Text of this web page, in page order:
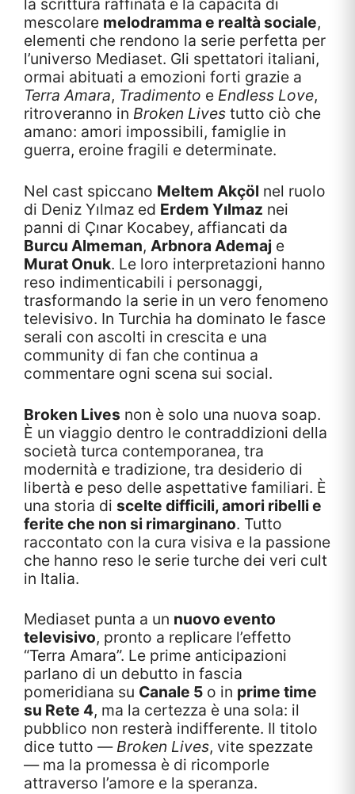
mescolare melodramma e realtà sociale,
elementi che rendono la serie perfetta per
l’universo Mediaset. Gli spettatori italiani,
ormai abituati a emozioni forti grazie a
Terra Amara, Tradimento e Endless Love,
ritroveranno in Broken Lives tutto ciò che
amano: amori impossibili, famiglie in
guerra, eroine fragili e determinate.
Nel cast spiccano Meltem Akçöl nel ruolo
di Deniz Yılmaz ed Erdem Yılmaz nei
panni di Çınar Kocabey, affiancati da
Burcu Almeman, Arbnora Ademaj e
Murat Onuk. Le loro interpretazioni hanno
reso indimenticabili i personaggi,
trasformando la serie in un vero fenomeno
televisivo. In Turchia ha dominato le fasce
serali con ascolti in crescita e una
community di fan che continua a
commentare ogni scena sui social.
Broken Lives non è solo una nuova soap.
È un viaggio dentro le contraddizioni della
società turca contemporanea, tra
modernità e tradizione, tra desiderio di
libertà e peso delle aspettative familiari. È
una storia di scelte difficili, amori ribelli e
ferite che non si rimarginano. Tutto
raccontato con la cura visiva e la passione
che hanno reso le serie turche dei veri cult
in Italia.
Mediaset punta a un nuovo evento
televisivo, pronto a replicare l’effetto
“Terra Amara”. Le prime anticipazioni
parlano di un debutto in fascia
pomeridiana su Canale 5 o in prime time
su Rete 4, ma la certezza è una sola: il
pubblico non resterà indifferente. Il titolo
dice tutto — Broken Lives, vite spezzate
— ma la promessa è di ricomporle
attraverso l’amore e la speranza.